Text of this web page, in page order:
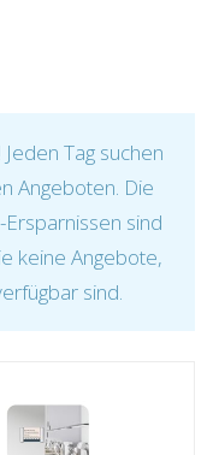
Tag suchen
Angeboten. Die
sind
keine Angebote,
sind.